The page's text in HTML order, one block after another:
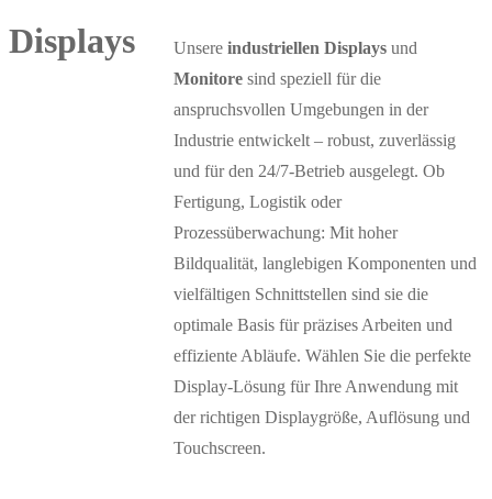
Unsere industriellen Displays und
Monitore sind speziell für die
anspruchsvollen Umgebungen in der
Industrie entwickelt – robust, zuverlässig
und für den 24/7-Betrieb ausgelegt. Ob
Fertigung, Logistik oder
Prozessüberwachung: Mit hoher
Bildqualität, langlebigen Komponenten und
vielfältigen Schnittstellen sind sie die
optimale Basis für präzises Arbeiten und
effiziente Abläufe. Wählen Sie die perfekte
Display-Lösung für Ihre Anwendung mit
der richtigen Displaygröße, Auflösung und
Touchscreen.